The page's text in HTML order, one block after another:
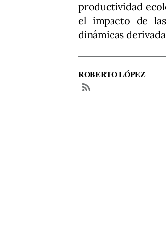
productividad
el impacto de
dinámicas
ROBERTO LÓPEZ